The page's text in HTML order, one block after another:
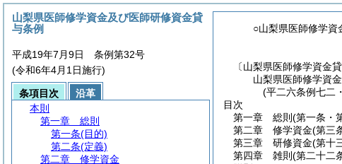
○山梨県医師修学資
〔山梨県医師修学資金
山梨県医師修学資
(平二六条例七二
目次
第一章
総則 (第一条・
第二章
修学資金(第三
第三章
研修資金(第十
第四章
雑則 (第二十二
山梨県医師修学資金及び医師研修資金貸
与条例
平成19年7月9日 条例第32号
(令和6年4月1日施行)
条項目次
沿革
本則
第一章
総則
第一条(目的)
第二条(定義)
第二章
修学資金